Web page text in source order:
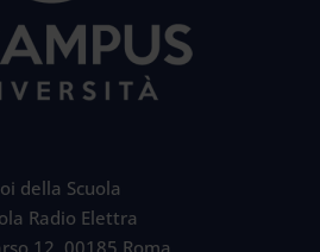
della Scuola
Radio Elettra